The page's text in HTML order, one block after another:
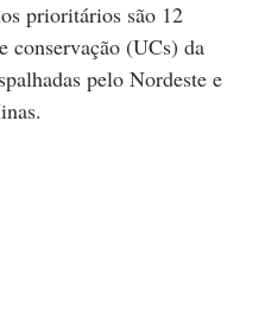
prioritários são 12
conservação (UCs) da
pelo Nordeste e